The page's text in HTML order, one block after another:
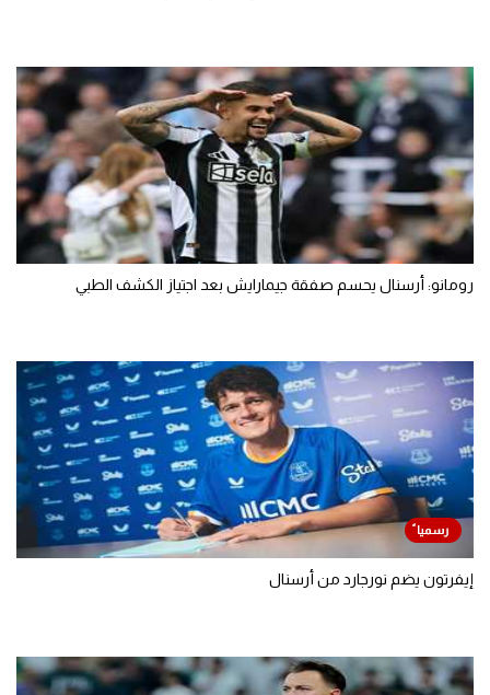
رومانو: أرسنال يحسم صفقة جيمارايش بعد اجتياز الكشف الطبي
إيفرتون يضم نورجارد من أرسنال